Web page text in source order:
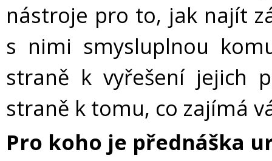
nástroje pro to, jak najít
s nimi smysluplnou
straně k vyřešení jejich
straně k tomu, co zajímá
Pro koho je přednáška